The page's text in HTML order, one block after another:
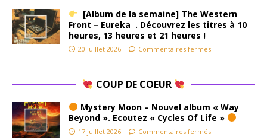
[Album de la semaine] The Western
Front – Eureka . Découvrez les titres à 10
heures, 13 heures et 21 heures !
20 juillet 2026 Commentaires fermés
COUP DE COEUR
Mystery Moon – Nouvel album « Way
Beyond ». Ecoutez « Cycles Of Life »
17 juillet 2026 Commentaires fermés